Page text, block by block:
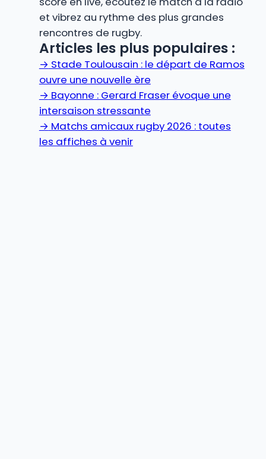
et vibrez au rythme des plus grandes
rencontres de rugby.
Articles les plus populaires :
→ Stade Toulousain : le départ de Ramos
ouvre une nouvelle ère
→ Bayonne : Gerard Fraser évoque une
intersaison stressante
→ Matchs amicaux rugby 2026 : toutes
les affiches à venir